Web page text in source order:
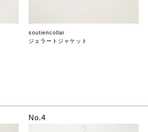
soutiencollar
ジェラートジャケット
No.4